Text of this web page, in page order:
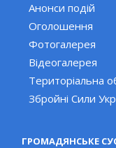
Анонси подій
Оголошення
Фотогалерея
Відеогалерея
Територіальна
Збройні Сили
ГРОМАДЯНСЬКЕ